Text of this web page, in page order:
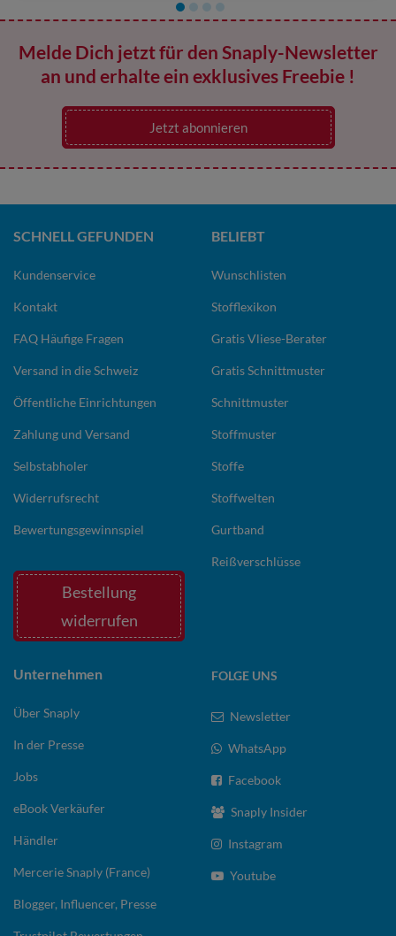
Melde Dich jetzt für den Snaply-Newsletter
an und erhalte ein exklusives Freebie !
Jetzt abonnieren
SCHNELL GEFUNDEN
Kundenservice
Kontakt
FAQ Häufige Fragen
Versand in die Schweiz
Öffentliche Einrichtungen
Zahlung und Versand
Selbstabholer
Widerrufsrecht
Bewertungsgewinnspiel
Bestellung
widerrufen
BELIEBT
Wunschlisten
Stofflexikon
Gratis Vliese-Berater
Gratis Schnittmuster
Schnittmuster
Stoffmuster
Stoffe
Stoffwelten
Gurtband
Reißverschlüsse
Unternehmen
Über Snaply
In der Presse
Jobs
eBook Verkäufer
Händler
Mercerie Snaply (France)
Blogger, Influencer, Presse
FOLGE UNS
Newsletter
WhatsApp
Facebook
Snaply Insider
Instagram
Youtube